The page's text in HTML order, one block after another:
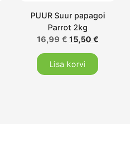
PUUR Suur papagoi
Parrot 2kg
16,99€ 15,50 €
Lisa korvi